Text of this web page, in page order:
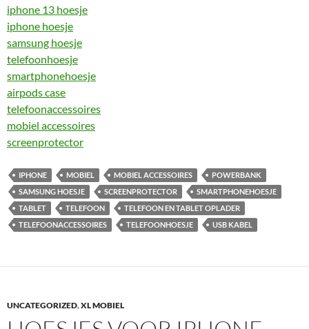
iphone 13 hoesje
iphone hoesje
samsung hoesje
telefoonhoesje
smartphonehoesje
airpods case
telefoonaccessoires
mobiel accessoires
screenprotector
IPHONE MOBIEL MOBIEL ACCESSOIRES
POWERBANK
SAMSUNG HOESJE
SCREENPROTECTOR
SMARTPHONEHOESJE
TABLET
TELEFOON
TELEFOON EN TABLET OPLADER
TELEFOONACCESSOIRES
TELEFOONHOESJE USB KABEL
UNCATEGORIZED,XL MOBIEL